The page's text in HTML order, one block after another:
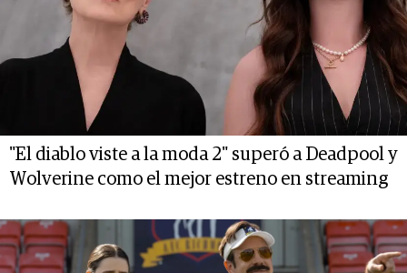
"El diablo viste a la moda 2" superó a Deadpool y
Wolverine como el mejor estreno en streaming